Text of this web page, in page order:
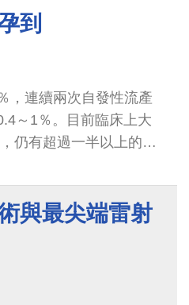
到
，連續兩次自發性流產
～1％。目前臨床上大
仍有超過一半以上的習
與最尖端雷射